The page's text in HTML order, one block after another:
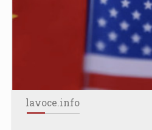
lavoce.info